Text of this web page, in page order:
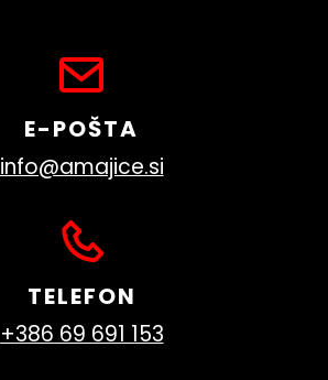
E-POŠTA
info@amajice.si
TELEFON
+386 69 691 153